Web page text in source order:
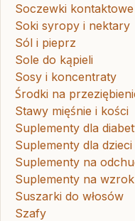
Soczewki kontaktowe
Soki syropy i nektary
Sól i pieprz
Sole do kąpieli
Sosy i koncentraty
Środki na
Stawy mięśnie i kości
Suplementy dla
Suplementy dla dzieci
Suplementy na
Suplementy na wzrok
Suszarki do włosów
Szafy